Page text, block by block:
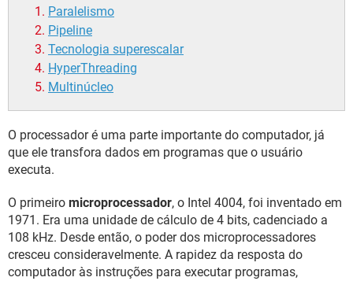
Paralelismo
Pipeline
Tecnologia superescalar
HyperThreading
Multinúcleo
O processador é uma parte importante do computador, já
que ele transfora dados em programas que o usuário
executa.
O primeiro microprocessador, o Intel 4004, foi inventado em
1971. Era uma unidade de cálculo de 4 bits, cadenciado a
108 kHz. Desde então, o poder dos microprocessadores
cresceu consideravelmente. A rapidez da resposta do
computador às instruções para executar programas,